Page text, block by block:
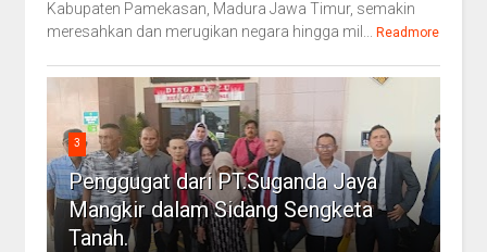
Kabupaten Pamekasan, Madura Jawa Timur, semakin
meresahkan dan merugikan negara hingga mil...
Readmore
3
Penggugat dari PT.Suganda Jaya
Mangkir dalam Sidang Sengketa
Tanah.